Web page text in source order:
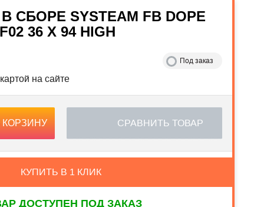
СБОРЕ SYSTEAM FB DOPE
36 X 94 HIGH
Под заказ
на сайте
СРАВНИТЬ ТОВАР
КУПИТЬ В 1 КЛИК
ДОСТУПЕН ПОД ЗАКАЗ